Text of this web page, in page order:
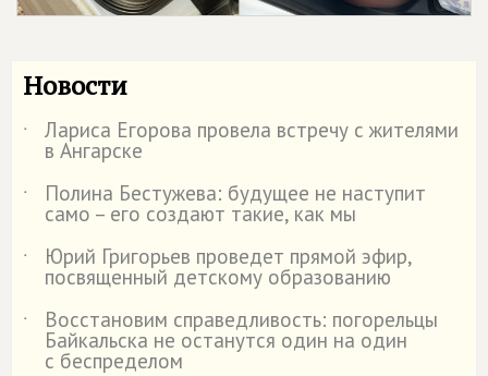
Новости
˙ Лариса Егорова провела встречу с жителями
в Ангарске
˙
Полина Бестужева: будущее не наступит
само – его создают такие, как мы
˙
Юрий Григорьев проведет прямой эфир,
посвященный детскому образованию
˙
Восстановим справедливость: погорельцы
Байкальска не останутся один на один
с беспределом